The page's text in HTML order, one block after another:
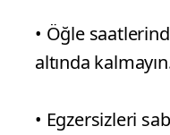
• Öğle
altında
• Egzersizleri